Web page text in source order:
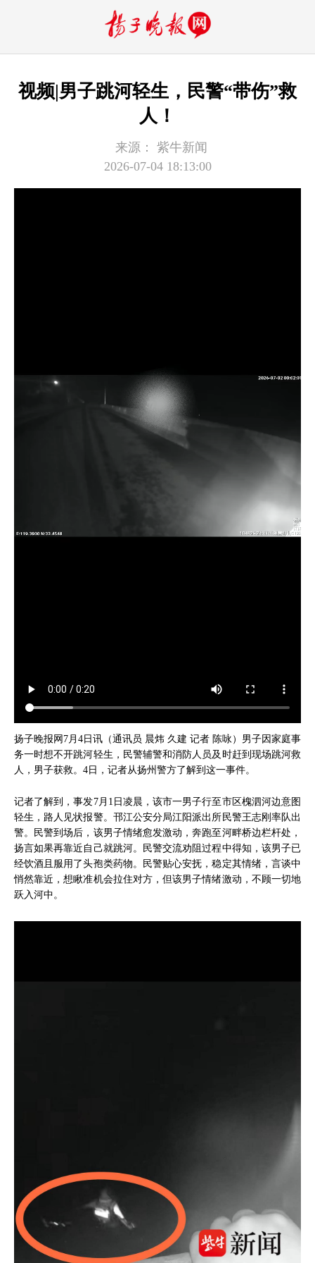
视频|男子跳河轻生，民警“带伤”救
人！
来源：
紫牛新闻
2026-07-04 18:13:00
扬子晚报网7月4日讯（通讯员 晨炜 久建 记者 陈咏）男子因家庭事
务一时想不开跳河轻生，民警辅警和消防人员及时赶到现场跳河救
人，男子获救。4日，记者从扬州警方了解到这一事件。
记者了解到，事发7月1日凌晨，该市一男子行至市区槐泗河边意图
轻生，路人见状报警。邗江公安分局江阳派出所民警王志刚率队出
警。民警到场后，该男子情绪愈发激动，奔跑至河畔桥边栏杆处，
扬言如果再靠近自己就跳河。民警交流劝阻过程中得知，该男子已
经饮酒且服用了头孢类药物。民警贴心安抚，稳定其情绪，言谈中
悄然靠近，想瞅准机会拉住对方，但该男子情绪激动，不顾一切地
跃入河中。